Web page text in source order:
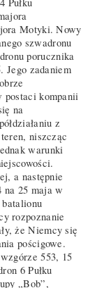
Motyki. Nowy
szwadronu
porucznika
Jego zadaniem
postaci kompanii
na
z
niszcząc
warunki
a następnie
na 25 maja w
batalionu
rozpoznanie
że Niemcy się
pościgowe.
553, 15
6 Pułku
„Bob”,